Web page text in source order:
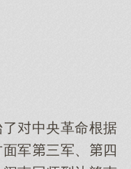
中央革命根据
面军三军、四